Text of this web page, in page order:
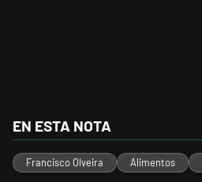
EN ESTA NOTA
Francisco Olveira Alimentos